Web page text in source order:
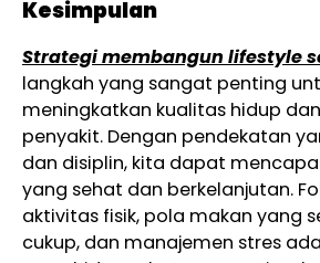
Kesimpulan
Strategi membangun lifestyle
langkah yang sangat penting
meningkatkan kualitas hidup
penyakit. Dengan pendekatan
dan disiplin, kita dapat
yang sehat dan berkelanjutan.
aktivitas fisik, pola makan yang
cukup, dan manajemen stres